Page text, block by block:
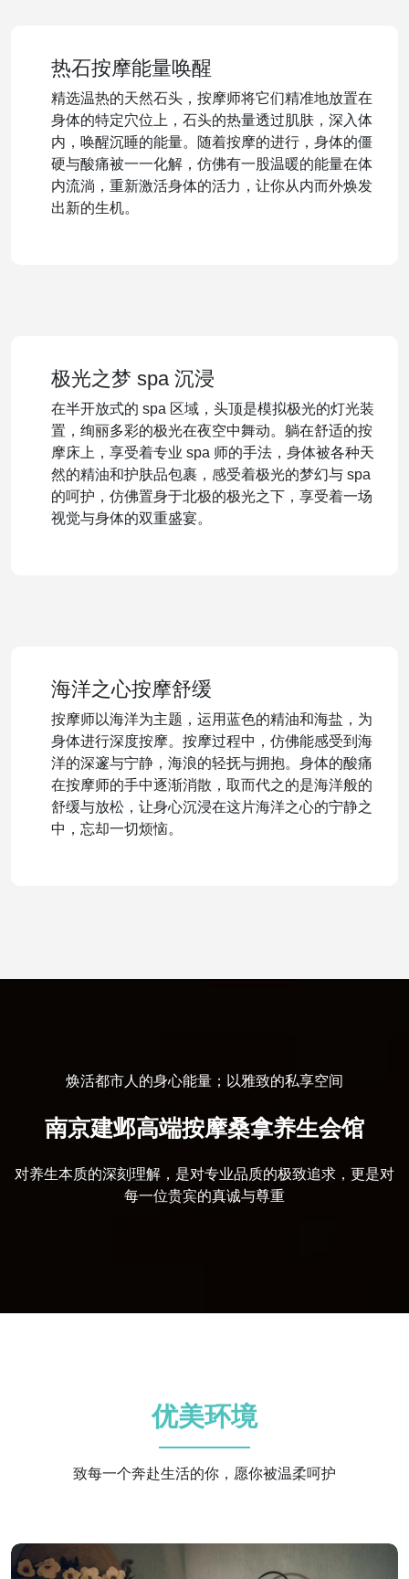
热石按摩能量唤醒
精选温热的天然石头，按摩师将它们精准地放置在
身体的特定穴位上，石头的热量透过肌肤，深入体
内，唤醒沉睡的能量。随着按摩的进行，身体的僵
硬与酸痛被一一化解，仿佛有一股温暖的能量在体
内流淌，重新激活身体的活力，让你从内而外焕发
出新的生机。
极光之梦 spa 沉浸
在半开放式的 spa 区域，头顶是模拟极光的灯光装
置，绚丽多彩的极光在夜空中舞动。躺在舒适的按
摩床上，享受着专业 spa 师的手法，身体被各种天
然的精油和护肤品包裹，感受着极光的梦幻与 spa
的呵护，仿佛置身于北极的极光之下，享受着一场
视觉与身体的双重盛宴。
海洋之心按摩舒缓
按摩师以海洋为主题，运用蓝色的精油和海盐，为
身体进行深度按摩。按摩过程中，仿佛能感受到海
洋的深邃与宁静，海浪的轻抚与拥抱。身体的酸痛
在按摩师的手中逐渐消散，取而代之的是海洋般的
舒缓与放松，让身心沉浸在这片海洋之心的宁静之
中，忘却一切烦恼。
焕活都市人的身心能量；以雅致的私享空间
南京建邺高端按摩桑拿养生会馆
对养生本质的深刻理解，是对专业品质的极致追求，更是对
每一位贵宾的真诚与尊重
优美环境
致每一个奔赴生活的你，愿你被温柔呵护